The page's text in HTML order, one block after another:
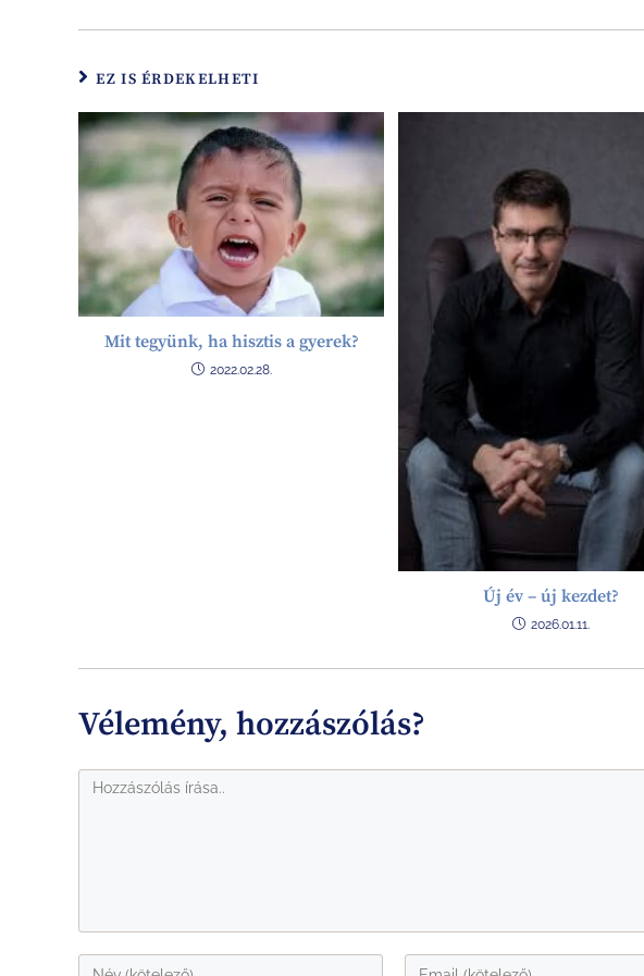
EZ IS ÉRDEKELHETI
Mit tegyünk, ha hisztis a gyerek?
2022.02.28.
Új év – új kezdet?
2026.01.11.
Vélemény, hozzászólás?